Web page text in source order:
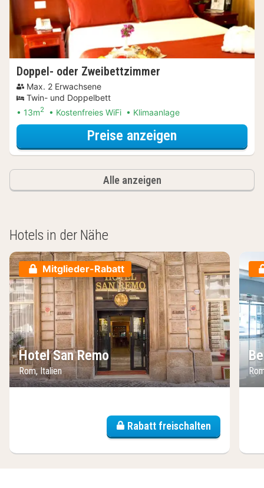
Doppel- oder Zweibettzimmer
Max. 2 Erwachsene
Twin- und Doppelbett
13m2 Kostenfreies WiFi Klimaanlage
Preise anzeigen
Alle anzeigen
Hotels in der Nähe
Mitglieder-Rabatt
Hotel San Remo
Rom, Italien
Rabatt freischalten